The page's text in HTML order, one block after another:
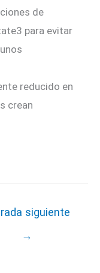
de
para evitar
reducido en
crean
siguiente
→